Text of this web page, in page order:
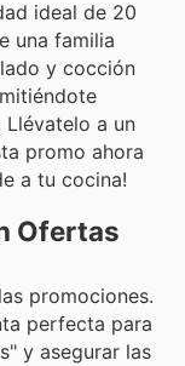
ideal de 20
una familia
y cocción
a un
promo ahora
a tu cocina!
Ofertas
promociones.
perfecta para
y asegurar las